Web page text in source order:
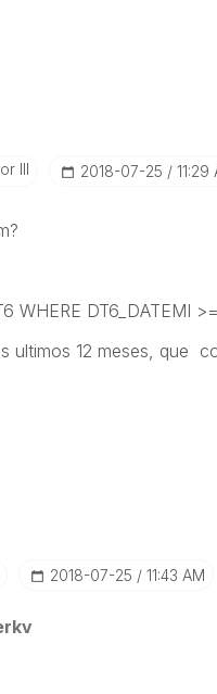
III ‎2018-07-25 11:29
WHERE DT6_DATEMI
ultimos 12 meses, que
‎2018-07-25 11:43 AM